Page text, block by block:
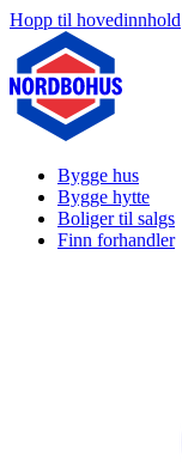
Hopp til hovedinnhold
Bygge hus
Bygge hytte
Boliger til salgs
Finn forhandler